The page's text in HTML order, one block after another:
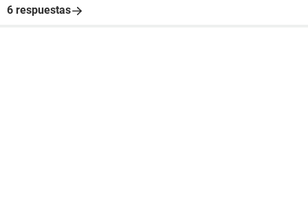
6 respuestas